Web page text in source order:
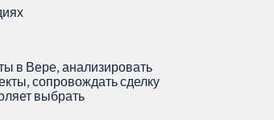
в Вере, анализировать
сопровождать сделку
выбрать